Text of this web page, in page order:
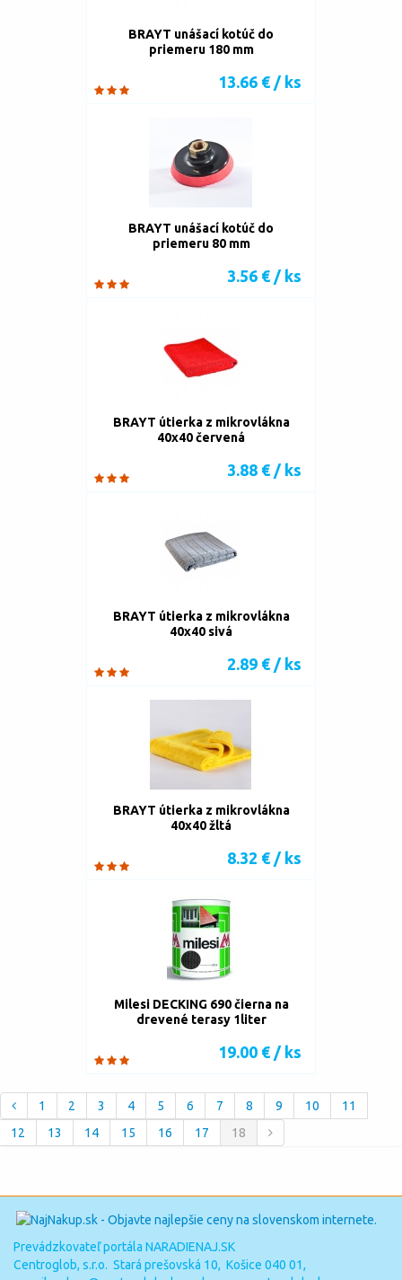
BRAYT unášací kotúč do
priemeru 180 mm
13.66 € / ks
BRAYT unášací kotúč do
priemeru 80 mm
3.56 € / ks
BRAYT útierka z mikrovlákna
40x40 červená
3.88 € / ks
BRAYT útierka z mikrovlákna
40x40 sivá
2.89 € / ks
BRAYT útierka z mikrovlákna
40x40 žltá
8.32 € / ks
Milesi DECKING 690 čierna na
drevené terasy 1liter
19.00 € / ks
1 2 3 4 5 6 7 8 9 10
11
12
13 14 15 16 17 18
Prevádzkovateľ portála NARADIENAJ.SK
Centroglob, s.r.o. Stará prešovská 10, Košice 040 01,